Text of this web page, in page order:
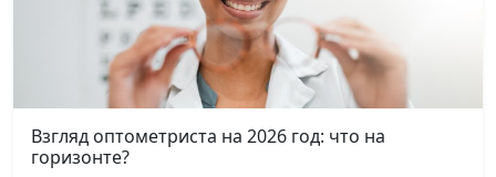
Взгляд оптометриста на 2026 год: что на
горизонте?